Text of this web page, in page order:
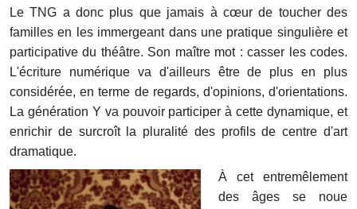
Le TNG a donc plus que jamais à cœur de toucher des
familles en les immergeant dans une pratique singulière et
participative du théâtre. Son maître mot : casser les codes.
L'écriture numérique va d'ailleurs être de plus en plus
considérée, en terme de regards, d'opinions, d'orientations.
La génération Y va pouvoir participer à cettedynamique, et
enrichir de surcroît la pluralité des profils de centre d'art
dramatique.
À cet entremêlement
des âges se noue